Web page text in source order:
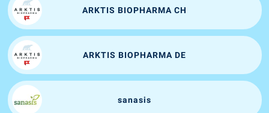
ARKTIS BIOPHARMA CH
ARKTIS BIOPHARMA DE
sanasis